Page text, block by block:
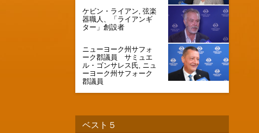
ケビン・ライアン, 弦楽
器職人、「ライアンギ
ター」創設者
ニューヨーク州サフォ
ーク郡議員 サミュエ
ル・ゴンサレス氏, ニュ
ーヨーク州サフォーク
郡議員
ベスト５